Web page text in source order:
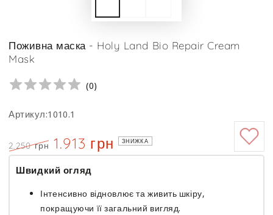
Поживна маска - Holy Land Bio Repair Cream
Mask
(0)
Артикул:1010.1
Ціна
2.250 грн
Знижка
1.913 грн ЗНИЖКА
Швидкий огляд
Інтенсивно відновлює та живить шкіру,
покращуючи її загальний вигляд.